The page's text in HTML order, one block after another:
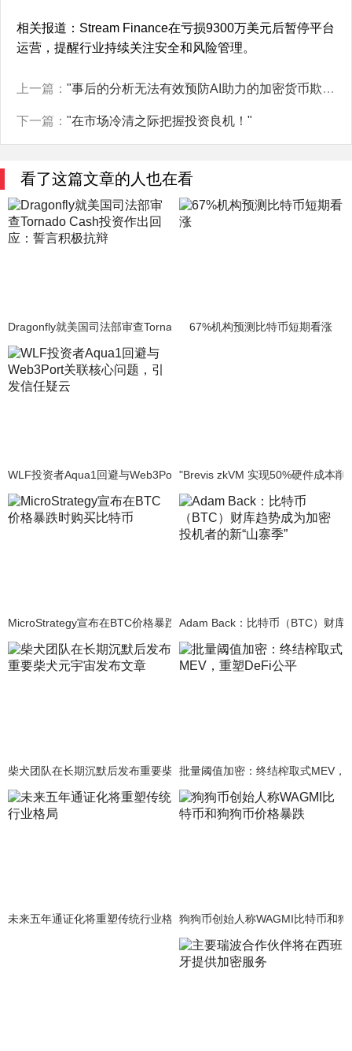
相关报道：Stream Finance在亏损9300万美元后暂停平台
运营，提醒行业持续关注安全和风险管理。
上一篇： "事后的分析无法有效预防AI助力的加密货币欺诈行为"
下一篇： "在市场冷清之际把握投资良机！"
看了这篇文章的人也在看
Dragonfly就美国司法部审查Tornado Cash投资作出回应：誓言积极抗
67%机构预测比特币短期看涨
WLF投资者Aqua1回避与Web3Port关联核心问题，引发信任疑云
"Brevis zkVM 实现50%硬件成本
MicroStrategy宣布在BTC价格暴跌时购买比特币Adam Back：比特币（BTC）财库
柴犬团队在长期沉默后发布重要柴犬元宇宙发布文章批量阈值加密：终结榨取式MEV，
未来五年通证化将重塑传统行业格局狗狗币创始人称WAGMI比特币和